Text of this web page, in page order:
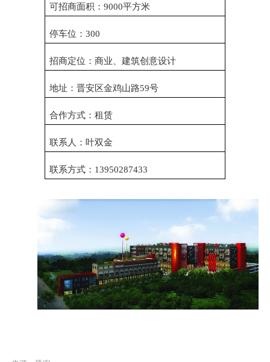
可招商面积：9000平方米
停车位：300
招商定位：商业、建筑创意设计
地址：晋安区金鸡山路59号
合作方式：租赁
联系人：叶双金
联系方式：13950287433